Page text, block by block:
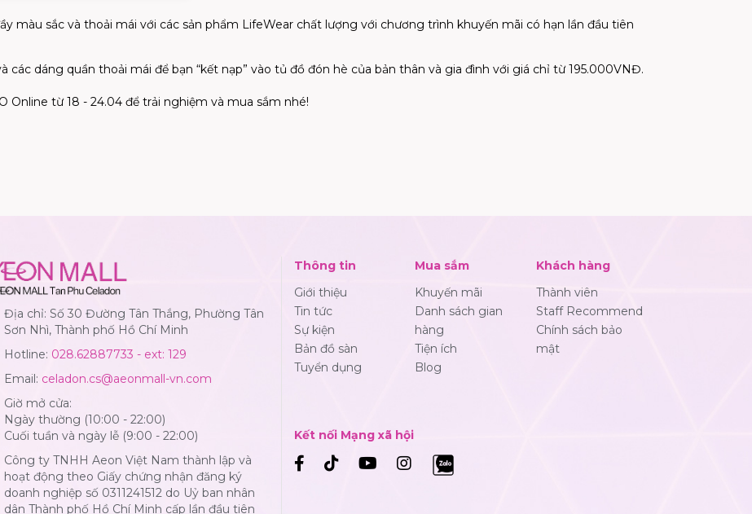
màu sắc và thoải mái với các sản phẩm LifeWear chất lượng với chương trình khuyến mãi có hạn lần đầu tiên
các dáng quần thoải mái để bạn “kết nạp” vào tủ đồ đón hè của bản thân và gia đình với giá chỉ từ 195.000VNĐ.
Online từ 18 - 24.04 để trải nghiệm và mua sắm nhé!
Địa chỉ: Số 30 Đường Tân Thắng, Phường Tân
Sơn Nhì, Thành phố Hồ Chí Minh
Hotline: 028.62887733 - ext: 129
Email: celadon.cs@aeonmall-vn.com
Giờ mở cửa:
Ngày thường (10:00 - 22:00)
Cuối tuần và ngày lễ (9:00 - 22:00)
Công ty TNHH Aeon Việt Nam thành lập và
hoạt động theo Giấy chứng nhận đăng ký
doanh nghiệp số 0311241512 do Uỷ ban nhân
dân Thành phố Hồ Chí Minh cấp lần đầu tiên
Thông tin
Giới thiệu
Tin tức
Sự kiện
Bản đồ sàn
Tuyển dụng
Mua sắm
Khuyến mãi
Danh sách gian
hàng
Tiện ích
Blog
Khách hàng
Thành viên
Staff Recommend
Chính sách bảo
mật
Kết nối Mạng xã hội